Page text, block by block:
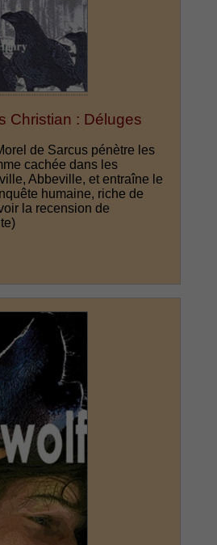
Christian : Déluges
de Sarcus pénètre les
cachée dans les
Abbeville, et entraîne le
humaine, riche de
la recension de